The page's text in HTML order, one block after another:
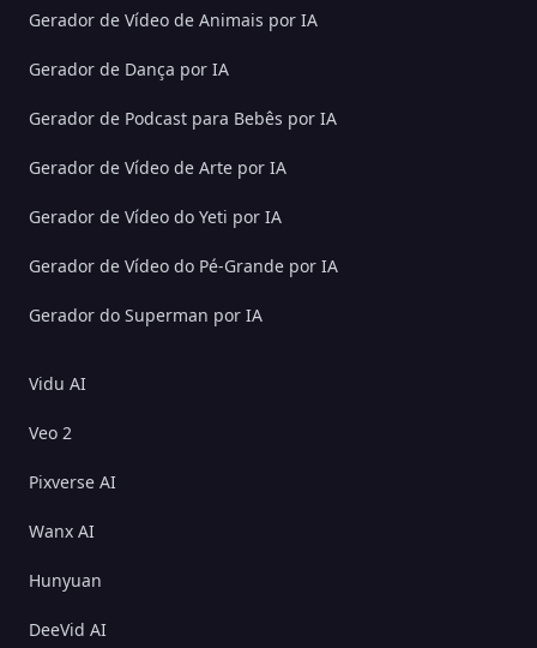
Gerador de Vídeo de Animais por IA
Gerador de Dança por IA
Gerador de Podcast para Bebês por IA
Gerador de Vídeo de Arte por IA
Gerador de Vídeo do Yeti por IA
Gerador de Vídeo do Pé-Grande por IA
Gerador do Superman por IA
Vidu AI
Veo 2
Pixverse AI
Wanx AI
Hunyuan
DeeVid AI